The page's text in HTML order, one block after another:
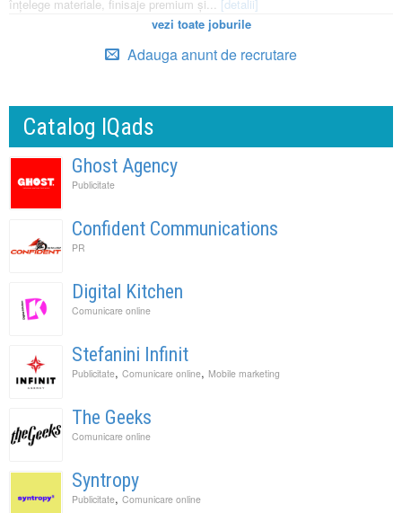
înțelege materiale, finisaje premium și... [detalii]
vezi toate joburile
Adauga anunt de recrutare
Catalog IQads
Ghost Agency
Publicitate
Confident Communications
PR
Digital Kitchen
Comunicare online
Stefanini Infinit
Publicitate, Comunicare online, Mobile marketing
The Geeks
Comunicare online
Syntropy
Publicitate, Comunicare online